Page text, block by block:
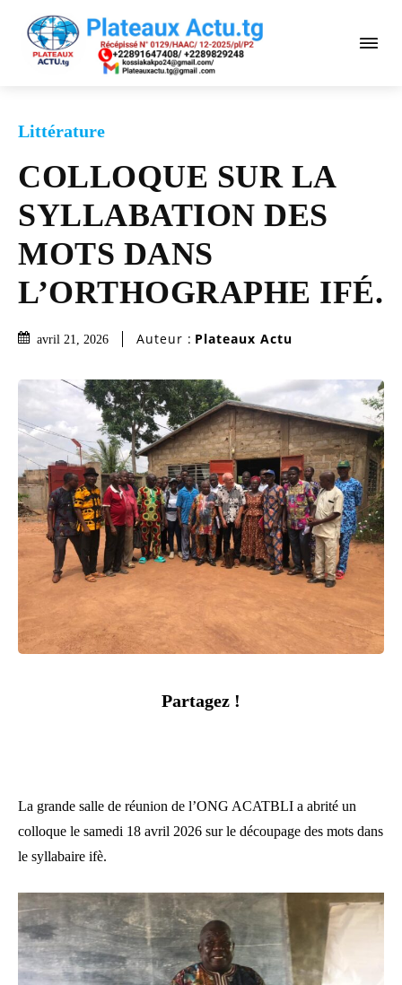
Littérature
COLLOQUE SUR LA
SYLLABATION DES
MOTS DANS
L’ORTHOGRAPHE IFÉ.
avril 21, 2026 Auteur : Plateaux Actu
Partagez !
La grande salle de réunion de l’ONG ACATBLI a abrité un
colloque le samedi 18 avril 2026 sur le découpage des mots dans
le syllabaire ifè.